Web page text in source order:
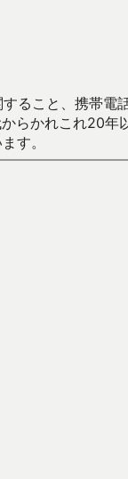
ること、携帯
らかれこれ
す。